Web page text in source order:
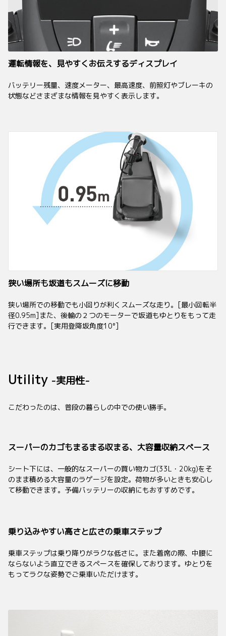
運転情報を、見やすくお伝えするディスプレイ
バッテリー残量、速度メーター、最高速度、前照灯やブレーキの
状態などさまざまな情報を見やすく表示します。
狭い場所も坂道もスムーズに移動
狭い場所での移動でも小回りが利くスムーズな走り。[最小回転半
径0.95m]また、後輪の２つのモーターで坂道もゆとりをもって走
行できます。[実用登降坂角度10°]
Utility -実用性-
こだわったのは、普段の暮らしの中での使い勝手。
スーパーのカゴもまるまる収まる、大容量収納スペース
シート下には、一般的なスーパーの買い物カゴ(33L・20kg)をそ
のまま積める大容量のラゲージを設定。荷物が多いときも安心し
て移動できます。予備バッテリーの収納にもおすすめです。
乗り込みやすい高さと広さの乗車ステップ
乗車ステップは乗り降りがラクな低さに。また着席の際、中腰に
ならないよう直立できるスペースを確保しております。ゆとりを
もってラクな姿勢でご乗車いただけます。